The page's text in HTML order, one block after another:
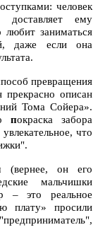
человек
ему
любит заниматься
даже если она
превращения
прекрасно описан
Тома Сойера».
покраска забора
что
(вернее, он его
мальчишки
– это реальное
плату» просили